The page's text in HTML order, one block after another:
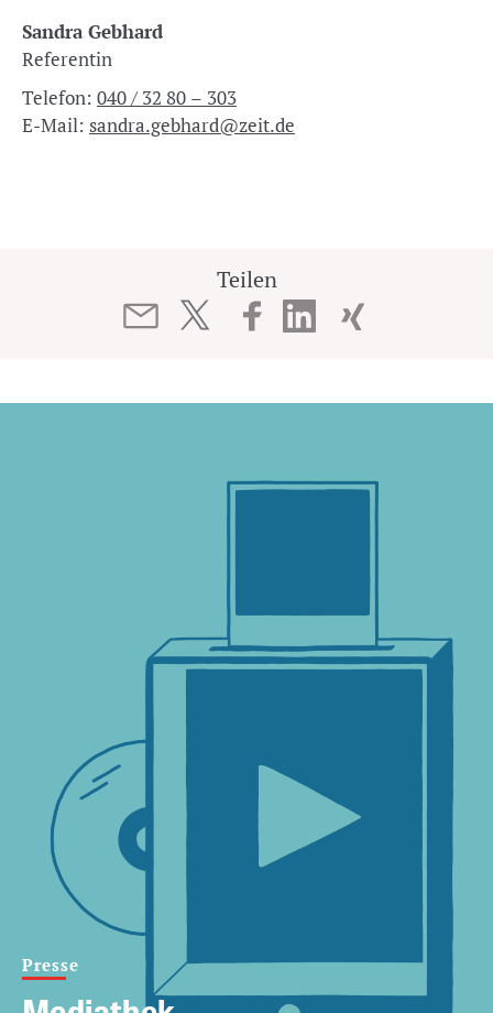
Sandra Gebhard
Referentin
Telefon: 040 / 32 80 – 303
E-Mail: sandra.gebhard@zeit.de
Teilen
Presse